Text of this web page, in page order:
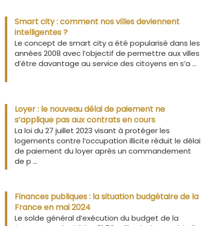
Smart city : comment nos villes deviennent
intelligentes ?
Le concept de smart city a été popularisé dans les
années 2008 avec l’objectif de permettre aux villes
d’être davantage au service des citoyens en s’a ...
Loyer : le nouveau délai de paiement ne
s’applique pas aux contrats en cours
La loi du 27 juillet 2023 visant à protéger les
logements contre l’occupation illicite réduit le délai
de paiement du loyer après un commandement
de p ...
Finances publiques : la situation budgétaire de la
France en mai 2024
Le solde général d’exécution du budget de la